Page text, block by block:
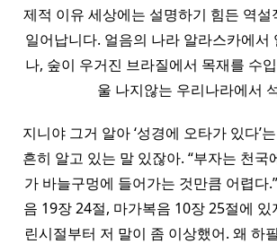
제적 이유 세상에는 설명하기 힘든 역설
일어납니다. 얼음의 나라 알라스카에서
나, 숲이 우거진 브라질에서 목재를 수
울 나지않는 우리나라에서
지니야 그거 알아 ‘성경에 오타가 있다’
흔히 알고 있는 말 있잖아. “부자는 천국
가 바늘구멍에 들어가는 것만큼 어렵다
음 19장 24절, 마가복음 10장 25절에 있
린시절부터 저 말이 좀 이상했어. 왜 하필